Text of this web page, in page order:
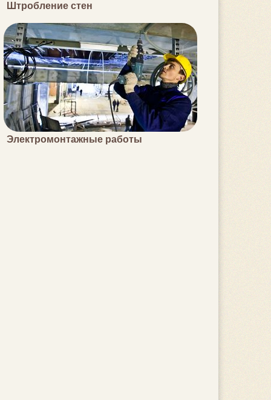
Штробление стен
Электромонтажные работы